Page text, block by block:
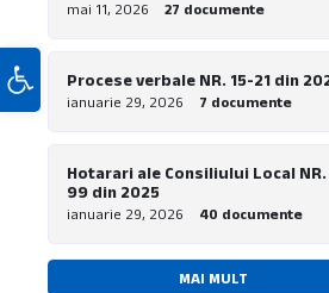
Deschide bara de unelte
mai 11, 2026 27 documente
Procese verbale NR. 15-21 din
ianuarie 29, 2026 7 documente
Hotarari ale Consiliului Local NR.
99 din 2025
ianuarie 29, 2026 40 documente
MAI MULT